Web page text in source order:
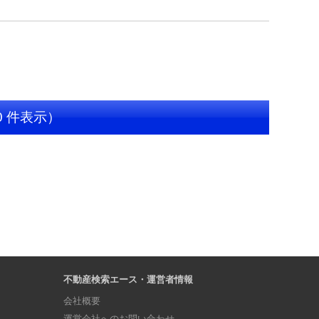
件表示）
不動産検索エース・運営者情報
会社概要